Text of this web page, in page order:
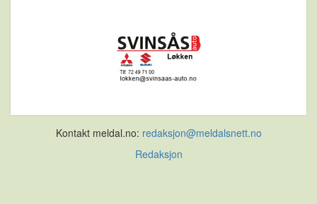
Kontakt meldal.no: redaksjon@meldalsnett.no
Redaksjon